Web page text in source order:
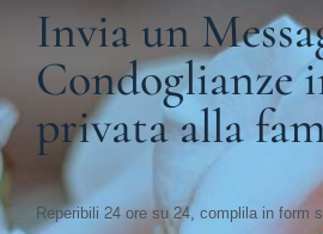
Invia un
Condoglianze
privata alla
Reperibili 24 ore su 24, complila in form